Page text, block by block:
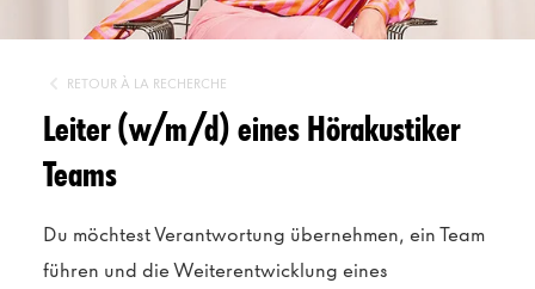
RETOUR À LA RECHERCHE
Leiter (w/m/d) eines Hörakustiker
Teams
Du möchtest Verantwortung übernehmen, ein Team
führen und die Weiterentwicklung eines